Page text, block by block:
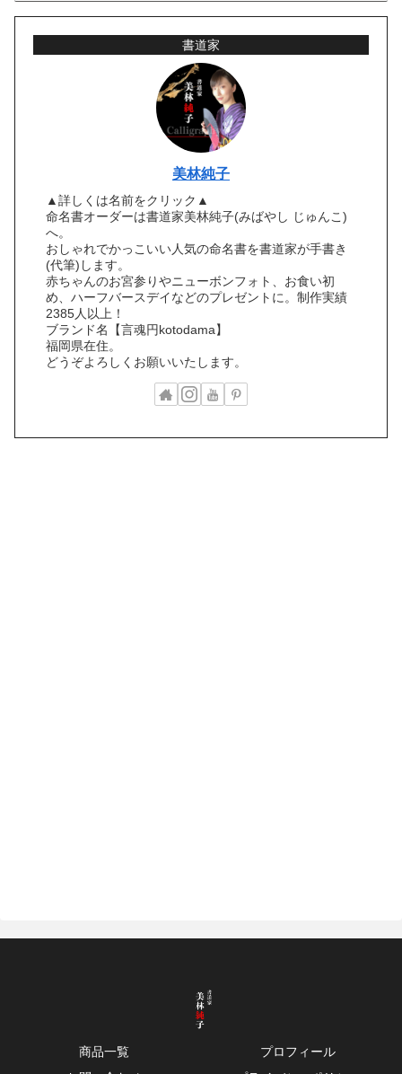
書道家
美林純子
▲詳しくは名前をクリック▲
命名書オーダーは書道家美林純子(みばやし じゅんこ)
へ。
おしゃれでかっこいい人気の命名書を書道家が手書き
(代筆)します。
赤ちゃんのお宮参りやニューボンフォト、お食い初
め、ハーフバースデイなどのプレゼントに。制作実績
2385人以上！
ブランド名【言魂円kotodama】
福岡県在住。
どうぞよろしくお願いいたします。
商品一覧
プロフィール